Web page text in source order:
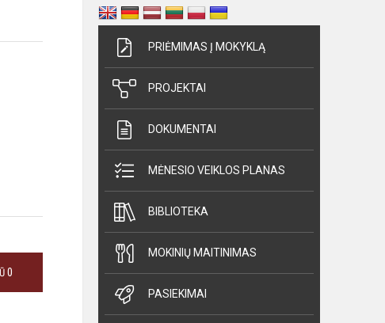
0
PRIĖMIMAS Į MOKYKLĄ
PROJEKTAI
DOKUMENTAI
MĖNESIO VEIKLOS PLANAS
BIBLIOTEKA
MOKINIŲ MAITINIMAS
PASIEKIMAI